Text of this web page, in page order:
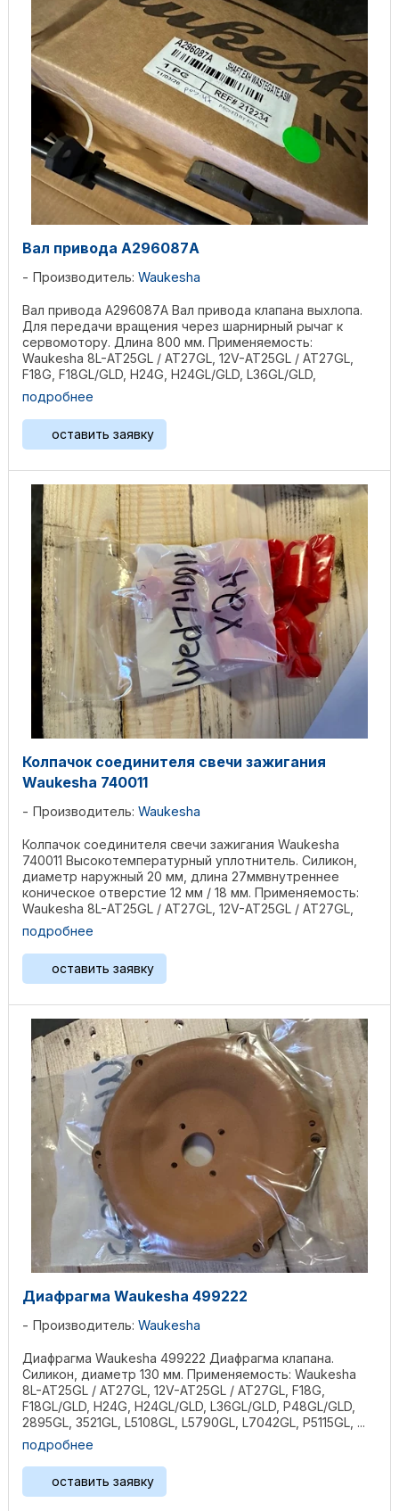
Вал привода А296087А
Производитель: Waukesha
Вал привода А296087А Вал привода клапана выхлопа.
Для передачи вращения через шарнирный рычаг к
сервомотору. Длина 800 мм. Применяемость:
Waukesha 8L-AT25GL / AT27GL, 12V-AT25GL / AT27GL,
F18G, F18GL/GLD, H24G, H24GL/GLD, L36GL/GLD,
P48GL/GLD, ...
подробнее
оставить заявку
Колпачок соединителя свечи зажигания
Waukesha 740011
Производитель: Waukesha
Колпачок соединителя свечи зажигания Waukesha
740011 Высокотемпературный уплотнитель. Силикон,
диаметр наружный 20 мм, длина 27ммвнутреннее
коническое отверстие 12 мм / 18 мм. Применяемость:
Waukesha 8L-AT25GL / AT27GL, 12V-AT25GL / AT27GL,
F18G, ...
подробнее
оставить заявку
Диафрагма Waukesha 499222
Производитель: Waukesha
Диафрагма Waukesha 499222 Диафрагма клапана.
Силикон, диаметр 130 мм. Применяемость: Waukesha
8L-AT25GL / AT27GL, 12V-AT25GL / AT27GL, F18G,
F18GL/GLD, H24G, H24GL/GLD, L36GL/GLD, P48GL/GLD,
2895GL, 3521GL, L5108GL, L5790GL, L7042GL, P5115GL, ...
подробнее
оставить заявку